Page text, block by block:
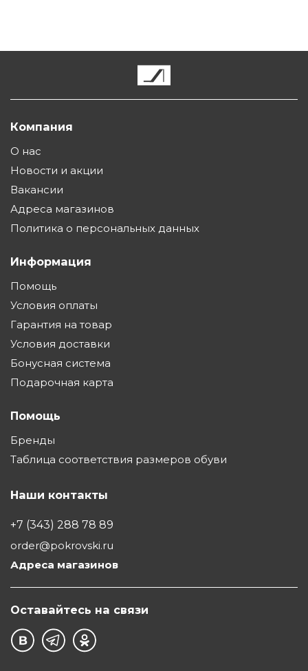
Компания
О нас
Новости и акции
Вакансии
Адреса магазинов
Политика о персональных данных
Информация
Помощь
Условия оплаты
Гарантия на товар
Условия доставки
Бонусная система
Подарочная карта
Помощь
Бренды
Таблица соответствия размеров обуви
Наши контакты
+7 (343) 288 78 89
order@pokrovski.ru
Адреса магазинов
Оставайтесь на связи